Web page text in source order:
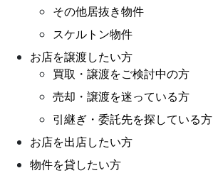
その他居抜き物件
スケルトン物件
お店を譲渡したい方
買取・譲渡をご検討中の方
売却・譲渡を迷っている方
引継ぎ・委託先を探している方
お店を出店したい方
物件を貸したい方